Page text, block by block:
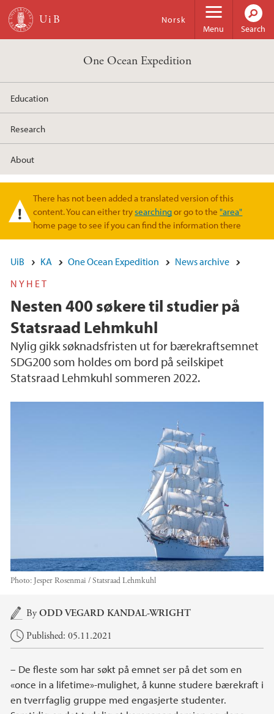
Skip to main content
Menu
Norsk
Search
One Ocean Expedition
Education
Research
About
Warning message
There has not been added a translated version of this
content. You can either try searchingor go to the"area"
home page to see if you can find the information there
UiB KA One Ocean Expedition
News archive
NYHET
Nesten 400 søkere til studier på
Statsraad Lehmkuhl
Nylig gikk søknadsfristen ut for bærekraftsemnet
SDG200 som holdes om bord på seilskipet
Statsraad Lehmkuhl sommeren 2022.
Photo: Jesper Rosenmai / Statsraad Lehmkuhl
Main content
ByODD VEGARD KANDAL-WRIGHT
Published: 05.11.2021
– De fleste som har søkt på emnet ser på det som en
«once in a lifetime»-mulighet, å kunne studere bærekraft i
en tverrfaglig gruppe med engasjerte studenter.